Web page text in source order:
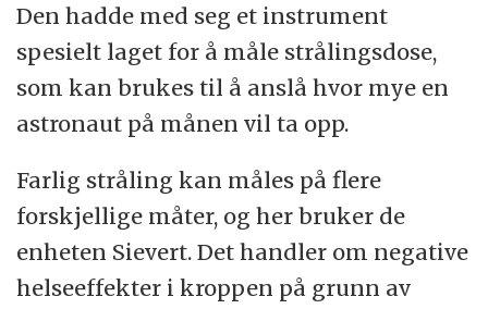
Den hadde med seg et instrument
spesielt laget for å måle strålingsdose,
som kan brukes til å anslå hvor mye en
astronaut på månen vil ta opp.
Farlig stråling kan måles på flere
forskjellige måter, og her bruker de
enheten Sievert. Det handler om negative
helseeffekter i kroppen på grunn av